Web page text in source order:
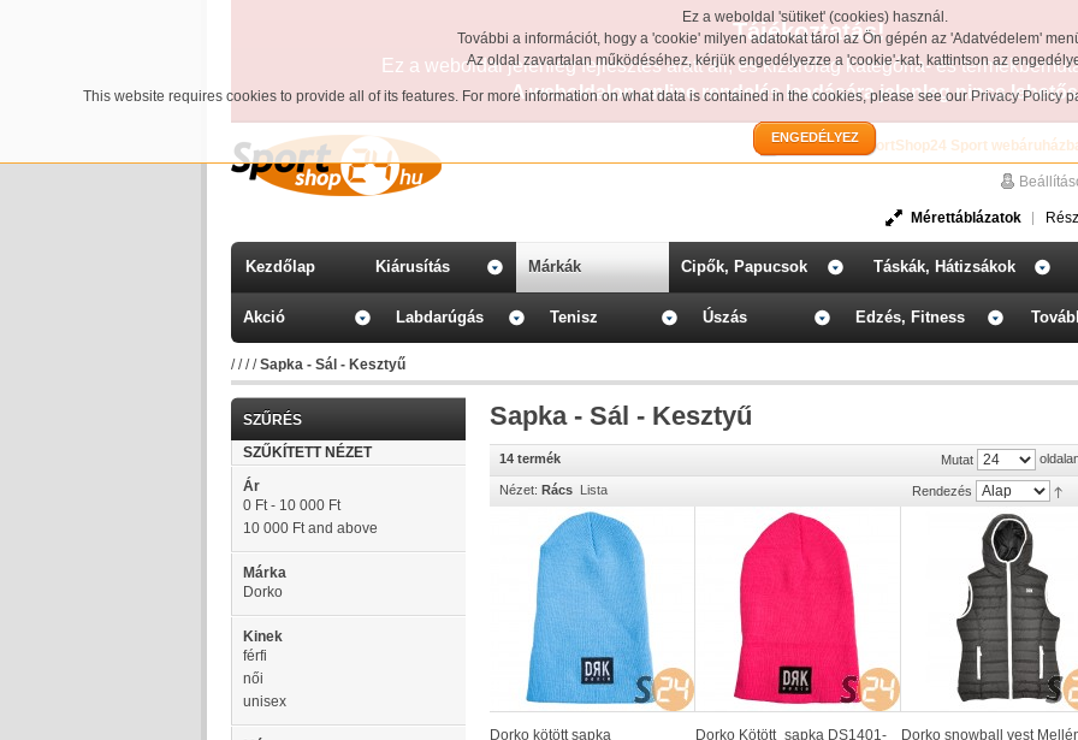
Ez a weboldal 'sütiket' (cookies) használ.
További a információt, hogy a 'cookie' milyen adatokat tárol az Ön gépén az 'Adatvédelem'
Az oldal zavartalan működéséhez, kérjük engedélyezze a 'cookie'-kat, kattintson az
This website requires cookies to provide all of its features. For more information on what data is contained in the cookies, please see ourPrivacy Policy
ENGEDÉLYEZ
Tájékoztatás!
Ez a weboldal jelenleg fejlesztés alatt áll, és kizárólag kategória- és
A weboldalon online rendelés leadására jelenleg nincs
Üdvözöljük a SportShop24 Sport
Mérettáblázatok
Kezdőlap Kiárusítás Márkák Cipők, Papucsok Táskák, Hátizsákok
Akció Labdarúgás Tenisz Úszás Edzés, Fitness
////Sapka - Sál - Kesztyű
SZŰRÉS
SZŰKÍTETT NÉZET
Ár
0 Ft- 10 000 Ft
10 000 Ftand above
Márka
Dorko
Kinek
férfi
női
unisex
Sapka - Sál - Kesztyű
14 termék Mutat
Nézet: Rács Lista Rendezés
Dorko kötött sapka
Dorko Kötött_sapka DS1401-
Dorko snowball vest